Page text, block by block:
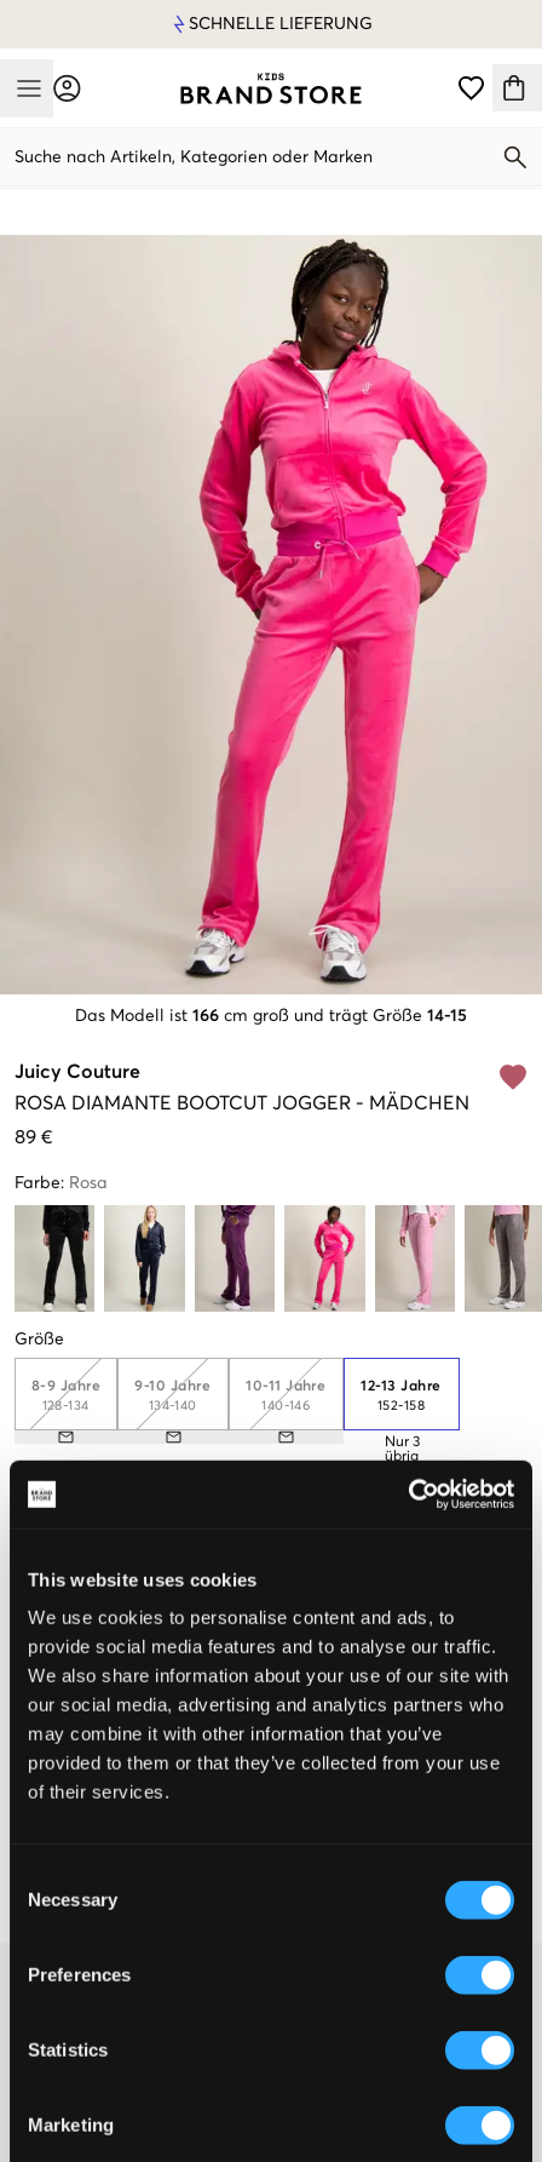
This website uses cookies
We use cookies to personalise content and ads, to
provide social media features and to analyse our traffic.
We also share information about your use of our site with
our social media, advertising and analytics partners who
may combine it with other information that you’ve
provided to them or that they’ve collected from your use
of their services.
Selection
Necessary
Preferences
Statistics
Marketing
SCHNELLE LIEFERUNG
Mobile Menu
Suche nach Artikeln, Kategorien oder Marken
Das Modell ist 166 cm groß und trägt Größe 14-15
Juicy Couture
ROSA DIAMANTE BOOTCUT JOGGER - MÄDCHEN
89 €
Farbe: Rosa
Größe
8-9 Jahre
128-134
9-10 Jahre
134-140
10-11 Jahre
140-146
12-13 Jahre
152-158
Nur 3
übrig
14-15 Jahre
164-170cm
Wahrgenommene Größe
Klein Perfekt Groß
GRÖSSENBERATER
WÄHLEN SIE EINE GRÖSSE
Widerrufsrecht
Diese Jogginghosen von Juicy Couture sind sowohl bequem als
Diamantperlen an der Hüfte. Perfekt, um sie mit einem
passenden Kapuzenpullover für einen nostalgischen und
Kleidungsstück